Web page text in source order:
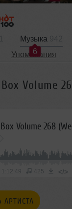
Музыка
6
Упоминания
Volume
1:12:49 425 </>